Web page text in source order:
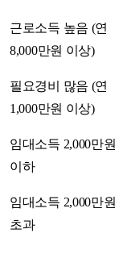
근로소득 높음 (연
8,000만원 이상)
필요경비 많음 (연
1,000만원 이상)
임대소득 2,000만원
이하
임대소득 2,000만원
초과